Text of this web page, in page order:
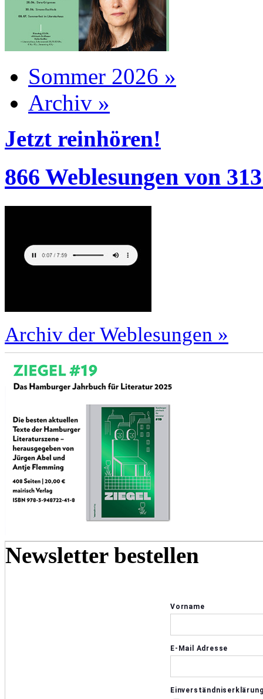
Sommer 2026 »
Archiv »
Jetzt reinhören!
866 Weblesungen von
Archiv der Weblesungen »
Newsletter bestellen